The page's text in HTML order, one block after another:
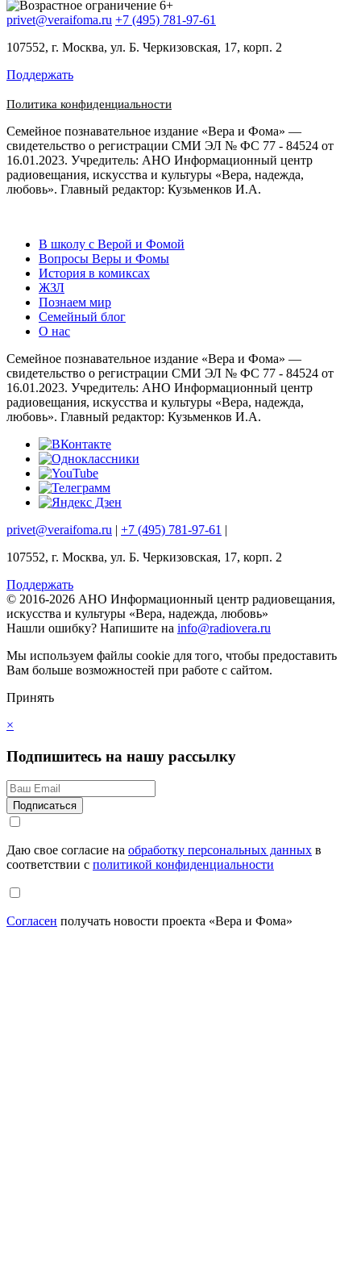
privet@veraifoma.ru +7 (495) 781-97-61
107552, г. Москва, ул. Б. Черкизовская, 17, корп. 2
Поддержать
Политика конфиденциальности
Семейное познавательное издание «Вера и Фома» —
свидетельство о регистрации СМИ ЭЛ № ФС 77 - 84524 от
16.01.2023. Учредитель: АНО Информационный центр
радиовещания, искусства и культуры «Вера, надежда,
любовь». Главный редактор: Кузьменков И.А.
В школу с Верой и Фомой
Вопросы Веры и Фомы
История в комиксах
ЖЗЛ
Познаем мир
Семейный блог
О нас
Семейное познавательное издание «Вера и Фома» —
свидетельство о регистрации СМИ ЭЛ № ФС 77 - 84524 от
16.01.2023. Учредитель: АНО Информационный центр
радиовещания, искусства и культуры «Вера, надежда,
любовь». Главный редактор: Кузьменков И.А.
privet@veraifoma.ru | +7 (495) 781-97-61 |
107552, г. Москва, ул. Б. Черкизовская, 17, корп. 2
Поддержать
© 2016-2026 АНО Информационный центр радиовещания,
искусства и культуры «Вера, надежда, любовь»
Нашли ошибку? Напишите на info@radiovera.ru
Мы используем файлы cookie для того, чтобы предоставить
Вам больше возможностей при работе с сайтом.
Принять
×
Подпишитесь на нашу рассылку
Даю свое согласие на обработку персональных данных в
соответствии с политикой конфиденциальности
Согласен получать новости проекта «Вера и Фома»